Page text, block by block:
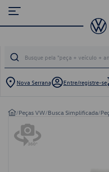
Nova Serrana Entre/registre-se
/Peças VW/Busca Simplificada/